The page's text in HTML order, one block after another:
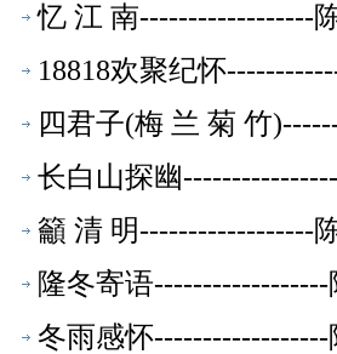
忆 江 南------------------
18818欢聚纪怀
四君子(梅 兰 菊 竹
长白山探幽
籲 清 明------------------
隆冬寄语
冬雨感怀